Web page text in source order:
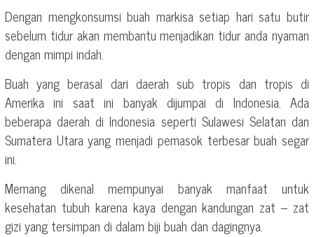
Dengan mengkonsumsi buah markisa setiap hari satu butir
sebelum tidur akan membantu menjadikan tidur anda nyaman
dengan mimpi indah.
Buah yang berasal dari daerah sub tropis dan tropis di
Amerika ini saat ini banyak dijumpai di Indonesia. Ada
beberapa daerah di Indonesia seperti Sulawesi Selatan dan
Sumatera Utara yang menjadi pemasok terbesar buah segar
ini.
Memang dikenal mempunyai banyak manfaat untuk
kesehatan tubuh karena kaya dengan kandungan zat – zat
gizi yang tersimpan di dalam biji buah dan dagingnya.